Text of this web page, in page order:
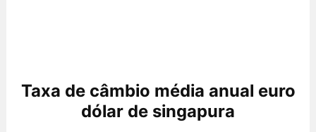
Taxa de câmbio média anual euro
dólar de singapura